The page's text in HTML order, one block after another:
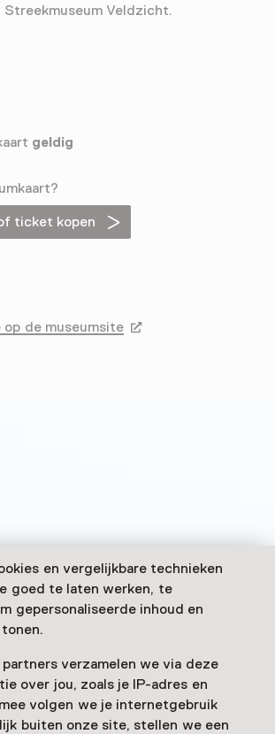
en vergelijkbare technieken
goed te laten werken, te
gepersonaliseerde inhoud en
verzamelen we via deze
over jou, zoals je IP-adres en
volgen we je internetgebruik
buiten onze site, stellen we een
Veldzicht.
geldig
ticket kopen
de museumsiteOpent in een nieuw